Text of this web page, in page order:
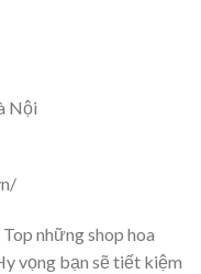
Nội
những shop hoa
vọng bạn sẽ tiết kiệm